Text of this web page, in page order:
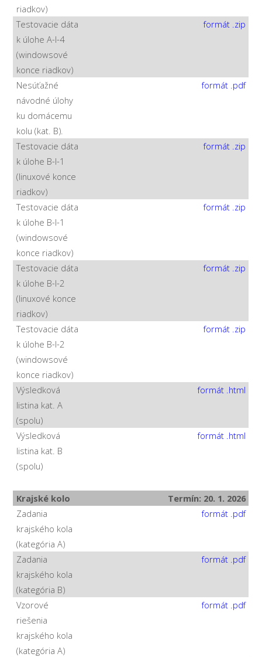
riadkov)
Testovacie dáta
k úlohe A-I-4
(windowsové
konce riadkov)
formát .zip
Nesúťažné
návodné úlohy
ku domácemu
kolu (kat. B).
formát .pdf
Testovacie dáta
k úlohe B-I-1
(linuxové konce
riadkov)
formát .zip
Testovacie dáta
k úlohe B-I-1
(windowsové
konce riadkov)
formát .zip
Testovacie dáta
k úlohe B-I-2
(linuxové konce
riadkov)
formát .zip
Testovacie dáta
k úlohe B-I-2
(windowsové
konce riadkov)
formát .zip
Výsledková
listina kat. A
(spolu)
formát .html
Výsledková
listina kat. B
(spolu)
formát .html
Krajské kolo
Termín: 20. 1. 2026
Zadania
krajského kola
(kategória A)
formát .pdf
Zadania
krajského kola
(kategória B)
formát .pdf
Vzorové
riešenia
krajského kola
(kategória A)
formát .pdf